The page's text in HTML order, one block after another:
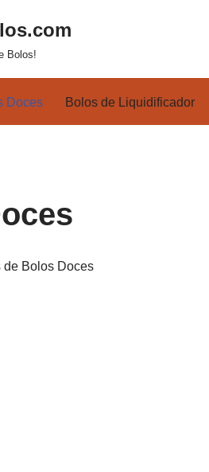
Bolos!
Doces Bolos de Liquidificador
de Bolos Doces